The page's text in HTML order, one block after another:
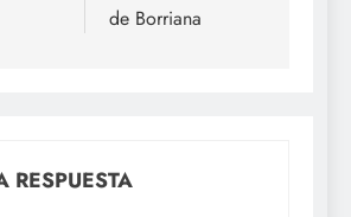
de Borriana
RESPUESTA